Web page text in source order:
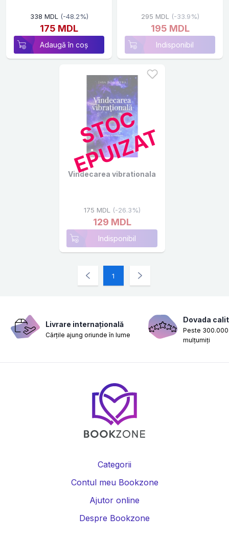
338 MDL (-48.2%)
175 MDL
Adaugă în coș
295 MDL (-33.9%)
195 MDL
Indisponibil
S
T
O
C
E
P
U
I
Z
A
T
Vindecarea vibrationala
175 MDL (-26.3%)
129 MDL
Indisponibil
1
Livrare internațională
Cărțile ajung oriunde în lume
Dovada
Peste
mulțumiți
Categorii
Contul meu Bookzone
Ajutor online
Despre Bookzone